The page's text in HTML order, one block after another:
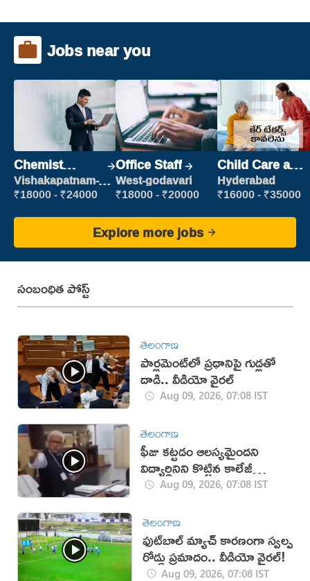
Jobs near you
Chemist
Production
Executive
Vishakapatnam-
new
₹18000 - ₹24000
Office Staff
West-godavari
₹18000 - ₹20000
Child Care and
Patient care
Hyderabad
₹16000 - ₹35000
Explore more jobs
సంబంధిత పోస్ట్
తెలంగాణ
పార్లమెంట్‌లో ప్రధానిపై గుడ్లతో
దాడి.. వీడియో వైరల్
Aug 09, 2026, 07:08 IST
తెలంగాణ
ఫీజు కట్టడం ఆలస్యమైందని
విద్యార్థినిని కొట్టిన కాలేజీ
యాజమాన్యం!(వీడియో)
Aug 09, 2026, 07:08 IST
తెలంగాణ
ఫుట్‌బాల్ మ్యాచ్‌ కారణంగా స్వల్ప
రోడ్డు ప్రమాదం.. వీడియో వైరల్!
Aug 09, 2026, 07:08 IST